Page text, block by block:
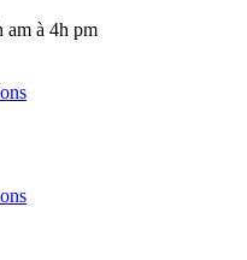
am à 4h pm